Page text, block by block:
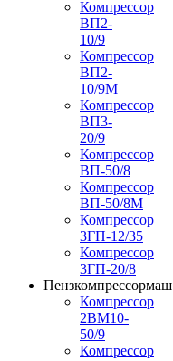
Компрессор
ВП2-
10/9
Компрессор
ВП2-
10/9М
Компрессор
ВП3-
20/9
Компрессор
ВП-50/8
Компрессор
ВП-50/8М
Компрессор
3ГП-12/35
Компрессор
3ГП-20/8
Пензкомпрессормаш
Компрессор
2ВМ10-
50/9
Компрессор